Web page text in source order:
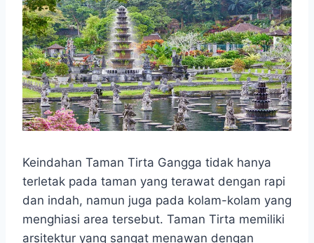
Keindahan Taman Tirta Gangga tidak hanya
terletak pada taman yang terawat dengan rapi
dan indah, namun juga pada kolam-kolam yang
menghiasi area tersebut. Taman Tirta memiliki
arsitektur yang sangat menawan dengan